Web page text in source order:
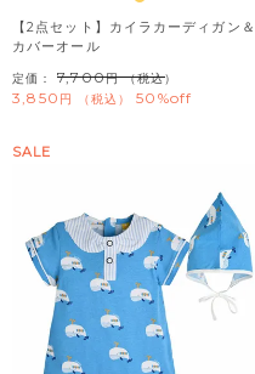
【2点セット】カイラカーディガン＆
カバーオール
定価： 7,700 （税込）
3,850 税込 50%off
SALE